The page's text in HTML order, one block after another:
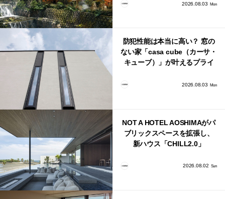
2026.08.03 Mon
防犯性能は本当に高い？ 窓の
ない家「casa cube（カーサ・
キューブ）」が叶えるプライ
2026.08.03 Mon
NOT A HOTEL AOSHIMAがパ
ブリックスペースを拡張し、
新ハウス「CHILL2.0」
2026.08.02 Sun